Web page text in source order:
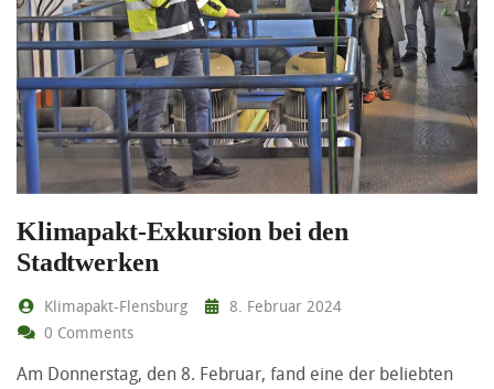
Klimapakt-Exkursion bei den
Stadtwerken
Klimapakt-Flensburg
8. Februar 2024
0 Comments
Am Donnerstag, den 8. Februar, fand eine der beliebten